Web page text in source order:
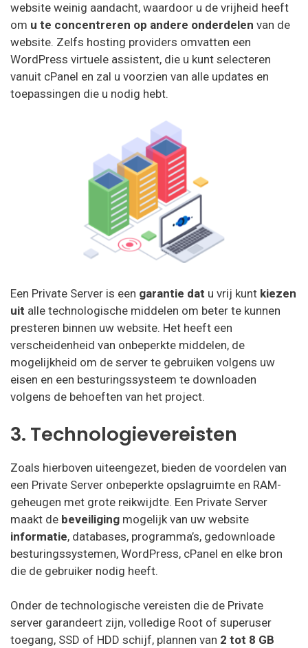
website weinig aandacht, waardoor u de vrijheid heeft
om u te concentreren op andere onderdelen van de
website. Zelfs hosting providers omvatten een
WordPress virtuele assistent, die u kunt selecteren
vanuit cPanel en zal u voorzien van alle updates en
toepassingen die u nodig hebt.
Een Private Server is een garantie dat u vrij kunt kiezen
uit alle technologische middelen om beter te kunnen
presteren binnen uw website. Het heeft een
verscheidenheid van onbeperkte middelen, de
mogelijkheid om de server te gebruiken volgens uw
eisen en een besturingssysteem te downloaden
volgens de behoeften van het project.
3. Technologievereisten
Zoals hierboven uiteengezet, bieden de voordelen van
een Private Server onbeperkte opslagruimte en RAM-
geheugen met grote reikwijdte. Een Private Server
maakt de beveiliging mogelijk van uw website
informatie, databases, programma’s, gedownloade
besturingssystemen, WordPress, cPanel en elke bron
die de gebruiker nodig heeft.
Onder de technologische vereisten die de Private
server garandeert zijn, volledige Root of superuser
toegang, SSD of HDD schijf, plannen van 2 tot 8 GB